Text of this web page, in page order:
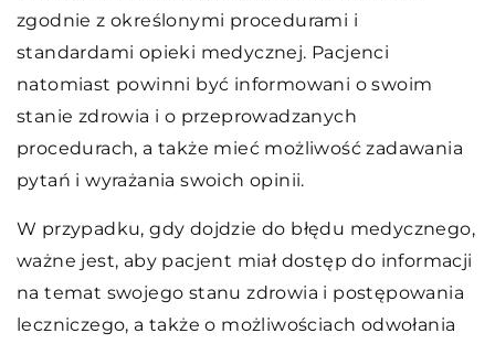
zgodnie z określonymi procedurami i
standardami opieki medycznej. Pacjenci
natomiast powinni być informowani o swoim
stanie zdrowia i o przeprowadzanych
procedurach, a także mieć możliwość zadawania
pytań i wyrażania swoich opinii.
W przypadku, gdy dojdzie do błędu medycznego,
ważne jest, aby pacjent miał dostęp do informacji
na temat swojego stanu zdrowia i postępowania
leczniczego, a także o możliwościach odwołania